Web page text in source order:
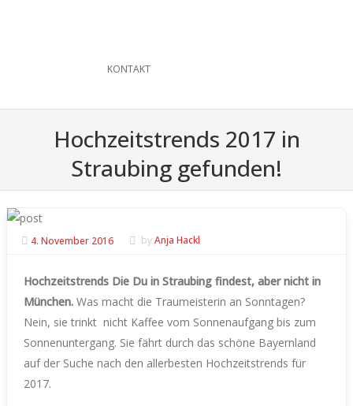
KONTAKT
Hochzeitstrends 2017 in
Straubing gefunden!
4. November 2016 byAnja Hackl
Hochzeitstrends Die Du in Straubing findest, aber nicht in
München. Was macht die Traumeisterin an Sonntagen?
Nein, sie trinkt nicht Kaffee vom Sonnenaufgang bis zum
Sonnenuntergang. Sie fährt durch das schöne Bayernland
auf der Suche nach den allerbesten Hochzeitstrends für
2017.